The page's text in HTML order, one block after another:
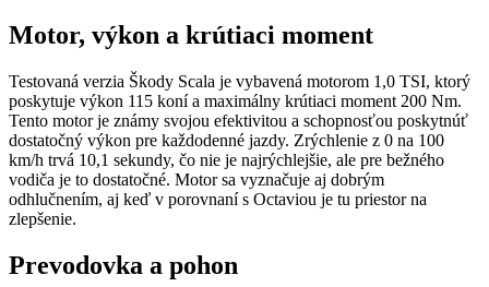
Motor, výkon a krútiaci moment
Testovaná verzia Škody Scala je vybavená motorom 1,0 TSI, ktorý
poskytuje výkon 115 koní a maximálny krútiaci moment 200 Nm.
Tento motor je známy svojou efektivitou a schopnosťou poskytnúť
dostatočný výkon pre každodenné jazdy. Zrýchlenie z 0 na 100
km/h trvá 10,1 sekundy, čo nie je najrýchlejšie, ale pre bežného
vodiča je to dostatočné. Motor sa vyznačuje aj dobrým
odhlučnením, aj keď v porovnaní s Octaviou je tu priestor na
zlepšenie.
Prevodovka a pohon